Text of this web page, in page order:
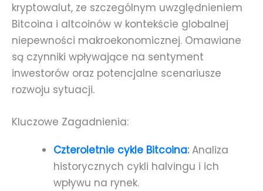
kryptowalut, ze szczególnym uwzględnieniem
Bitcoina i altcoinów w kontekście globalnej
niepewności makroekonomicznej. Omawiane
są czynniki wpływające na sentyment
inwestorów oraz potencjalne scenariusze
rozwoju sytuacji.
Kluczowe Zagadnienia:
Czteroletnie cykle Bitcoina:Analiza
historycznych cykli halvingu i ich
wpływu na rynek.